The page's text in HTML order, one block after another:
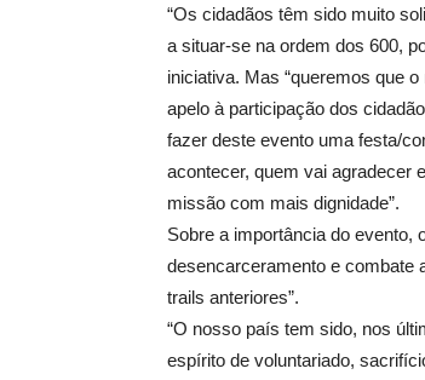
“Os cidadãos têm sido muito
a situar-se na ordem dos 600,
iniciativa. Mas “queremos que
apelo à participação dos
fazer deste evento uma festa/
acontecer, quem vai agradecer
missão com mais dignidade”.
Sobre a importância do evento,
desencarceramento e combate
trails anteriores”.
“O nosso país tem sido, nos
espírito de voluntariado,